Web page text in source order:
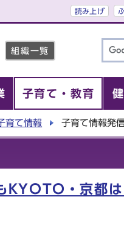
読み上げ
組織一覧
子育て・教育
育て情報 子育て情報発
KYOTO・京都は